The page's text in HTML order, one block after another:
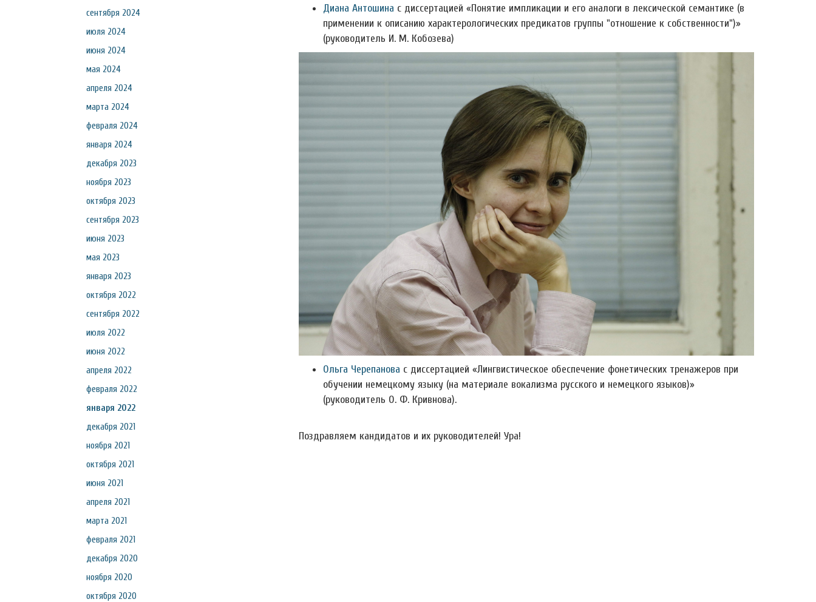
сентября 2024
июля 2024
июня 2024
мая 2024
апреля 2024
марта 2024
февраля 2024
января 2024
декабря 2023
ноября 2023
октября 2023
сентября 2023
июня 2023
мая 2023
января 2023
октября 2022
сентября 2022
июля 2022
июня 2022
апреля 2022
февраля 2022
января 2022
декабря 2021
ноября 2021
октября 2021
июня 2021
апреля 2021
марта 2021
февраля 2021
декабря 2020
ноября 2020
октября 2020
Диана Антошина с диссертацией «Понятие импликации и его аналоги в лексической семантике (в
применении к описанию характерологических предикатов группы "отношение к собственности")»
(руководитель И. М. Кобозева)
Ольга Черепанова с диссертацией «Лингвистическое обеспечение фонетических тренажеров при
обучении немецкому языку (на материале вокализма русского и немецкого языков)»
(руководитель О. Ф. Кривнова).
Поздравляем кандидатов и их руководителей! Ура!